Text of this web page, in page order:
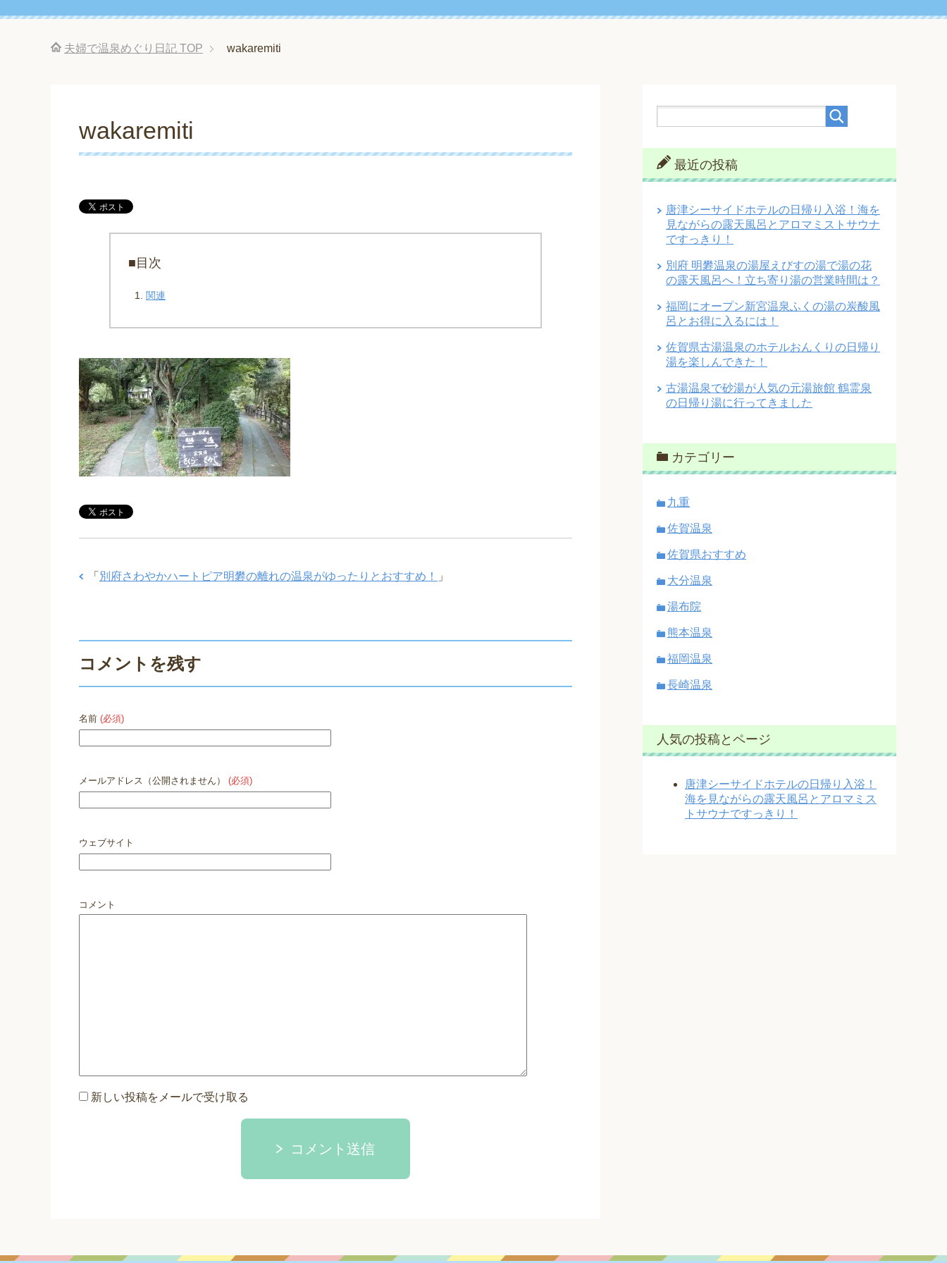
夫婦で温泉めぐり日記 TOP wakaremiti
wakaremiti
■目次
関連
「 別府さわやかハートピア明礬の離れの温泉がゆったりとおすすめ！ 」
コメントを残す
名前 (必須)
メールアドレス（公開されません） (必須)
ウェブサイト
コメント
新しい投稿をメールで受け取る
コメント送信
最近の投稿
唐津シーサイドホテルの日帰り入浴！海を
見ながらの露天風呂とアロマミストサウナ
ですっきり！
別府 明礬温泉の湯屋えびすの湯で湯の花
の露天風呂へ！立ち寄り湯の営業時間は？
福岡にオープン新宮温泉ふくの湯の炭酸風
呂とお得に入るには！
佐賀県古湯温泉のホテルおんくりの日帰り
湯を楽しんできた！
古湯温泉で砂湯が人気の元湯旅館 鶴霊泉
の日帰り湯に行ってきました
カテゴリー
九重
佐賀温泉
佐賀県おすすめ
大分温泉
湯布院
熊本温泉
福岡温泉
長崎温泉
人気の投稿とページ
唐津シーサイドホテルの日帰り入浴！
海を見ながらの露天風呂とアロマミス
トサウナですっきり！